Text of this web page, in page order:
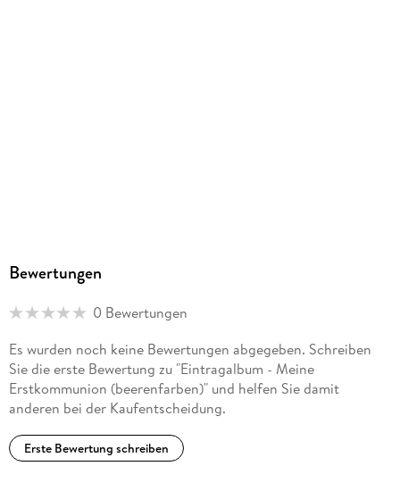
Bewertungen
0 Bewertungen
Es wurden noch keine Bewertungen abgegeben. Schreiben
Sie die erste Bewertung zu "Eintragalbum - Meine
Erstkommunion (beerenfarben)" und helfen Sie damit
anderen bei der Kaufentscheidung.
Erste Bewertung schreiben